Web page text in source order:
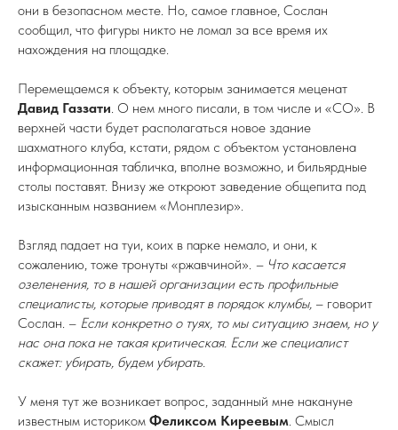
они в безопасном месте. Но, самое главное, Сослан
сообщил, что фигуры никто не ломал за все время их
нахождения на площадке.
Перемещаемся к объекту, которым занимается меценат
Давид Газзати. О нем много писали, в том числе и «СО». В
верхней части будет располагаться новое здание
шахматного клуба, кстати, рядом с объектом установлена
информационная табличка, вполне возможно, и бильярдные
столы поставят. Внизу же откроют заведение общепита под
изысканным названием «Монплезир».
Взгляд падает на туи, коих в парке немало, и они, к
сожалению, тоже тронуты «ржавчиной». – Что касается
озеленения, то в нашей организации есть профильные
специалисты, которые приводят в порядок клумбы, – говорит
Сослан. – Если конкретно о туях, то мы ситуацию знаем, но у
нас она пока не такая критическая. Если же специалист
скажет: убирать, будем убирать.
У меня тут же возникает вопрос, заданный мне накануне
известным историком Феликсом Киреевым. Смысл